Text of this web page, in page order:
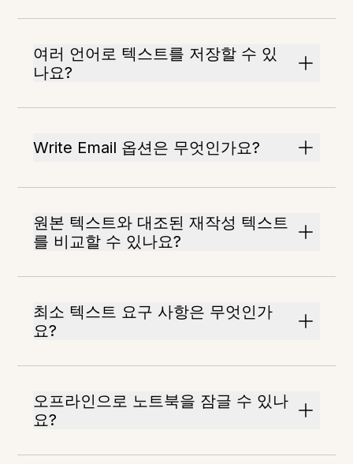
여러 언어로 텍스트를 저장할 수 있
나요?
Write Email 옵션은 무엇인가요?
원본 텍스트와 대조된 재작성 텍스트
를 비교할 수 있나요?
최소 텍스트 요구 사항은 무엇인가
요?
오프라인으로 노트북을 잠글 수 있나
요?